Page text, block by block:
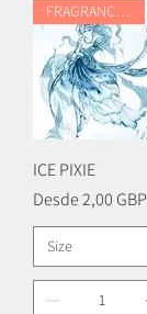
FRAGRANCE OIL
ICE PIXIE
Desde2,00 GBP
Precio de oferta